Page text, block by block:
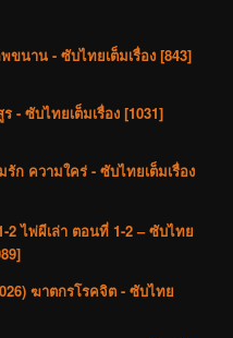
ขนาน - ซับไทยเต็มเรื่อง [843]
- ซับไทยเต็มเรื่อง [1031]
รัก ความใคร่ - ซับไทยเต็มเรื่อง
2 ไพ่ผีเล่า ตอนที่ 1-2 – ซับไทย
ฆาตกรโรคจิต - ซับไทย